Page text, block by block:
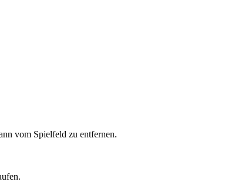
vom Spielfeld zu entfernen.